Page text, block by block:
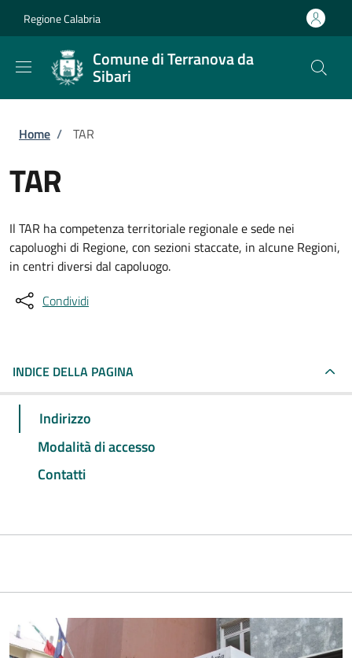
Regione Calabria
Comune di Terranova da
Sibari
Briciole di pane
Home / TAR
TAR
Il TAR ha competenza territoriale regionale e sede nei
capoluoghi di Regione, con sezioni staccate, in alcune Regioni,
in centri diversi dal capoluogo.
Condividi
INDICE DELLA PAGINA
Indirizzo
Modalità di accesso
Contatti